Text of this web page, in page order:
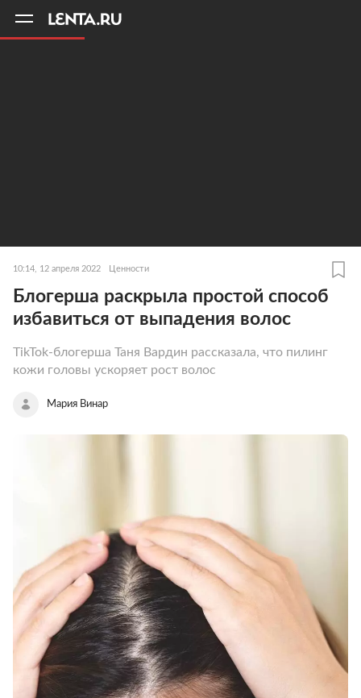
10:14, 12 апреля 2022 Ценности
Блогерша раскрыла простой способ
избавиться от выпадения волос
TikTok-блогерша Таня Вардин рассказала, что пилинг
кожи головы ускоряет рост волос
Мария Винар